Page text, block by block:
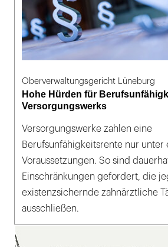
Oberverwaltungsgericht Lüneburg
Hohe Hürden für
Versorgungswerks
Versorgungswerke zahlen eine
Berufsunfähigkeitsrente nur unter
Voraussetzungen. So sind
Einschränkungen gefordert, die
existenzsichernde zahnärztliche
ausschließen.